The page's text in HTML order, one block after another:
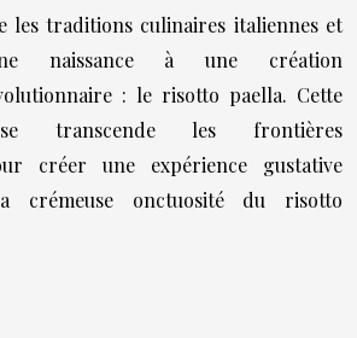
les traditions culinaires italiennes et
naissance à une création
: le risotto paella. Cette
transcende les frontières
créer une expérience gustative
crémeuse onctuosité du risotto